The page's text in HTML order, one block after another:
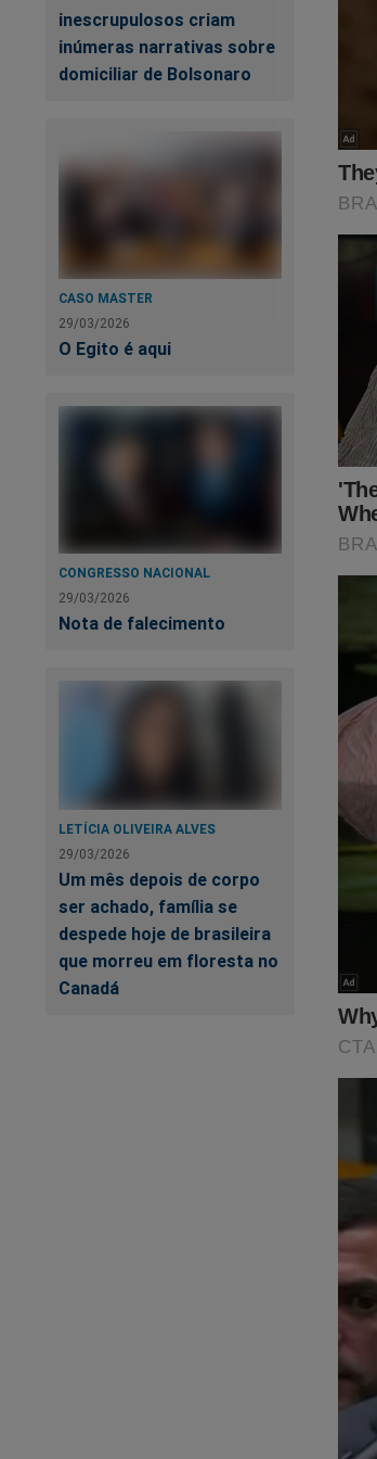
inescrupulosos criam
inúmeras narrativas sobre
domiciliar de Bolsonaro
CASO MASTER
29/03/2026
O Egito é aqui
CONGRESSO NACIONAL
29/03/2026
Nota de falecimento
LETÍCIA OLIVEIRA ALVES
29/03/2026
Um mês depois de corpo
ser achado, família se
despede hoje de brasileira
que morreu em floresta no
Canadá